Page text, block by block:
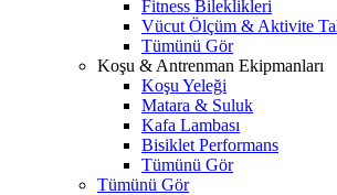
Fitness Bileklikleri
Vücut Ölçüm & Aktivite
Tümünü Gör
Koşu & Antrenman Ekipmanları
Koşu Yeleği
Matara & Suluk
Kafa Lambası
Bisiklet Performans
Tümünü Gör
Tümünü Gör